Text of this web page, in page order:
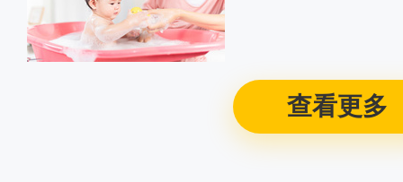
查看更多